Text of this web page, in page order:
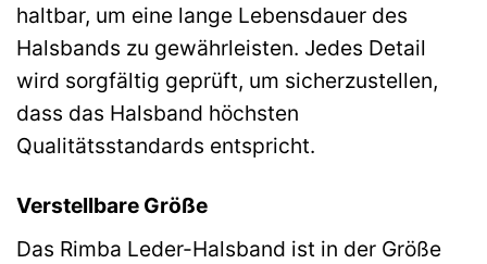
haltbar, um eine lange Lebensdauer des
Halsbands zu gewährleisten. Jedes Detail
wird sorgfältig geprüft, um sicherzustellen,
dass das Halsband höchsten
Qualitätsstandards entspricht.
Verstellbare Größe
Das Rimba Leder-Halsband ist in der Größe